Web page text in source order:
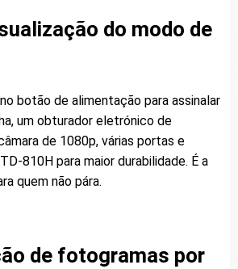
do modo de
botão de alimentação para assinalar
um obturador eletrónico de
de 1080p, várias portas e
810H para maior durabilidade. É a
quem não pára.
de fotogramas por